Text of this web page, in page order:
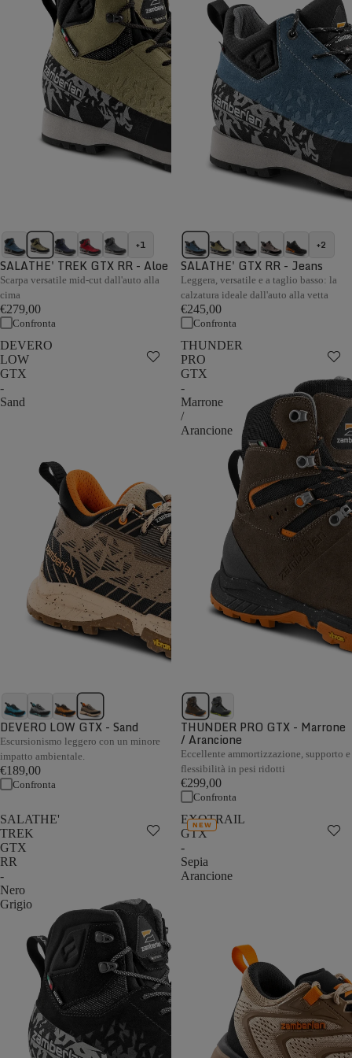
+1
SALATHE' TREK GTX RR - Aloe
Scarpa versatile mid-cut dall'auto alla
cima
€279,00
Confronta
+2
SALATHE' GTX RR - Jeans
Leggera, versatile e a taglio basso: la
calzatura ideale dall'auto alla vetta
€245,00
Confronta
DEVERO
LOW
GTX
-
Sand
DEVERO LOW GTX - Sand
Escursionismo leggero con un minore
impatto ambientale.
€189,00
Confronta
THUNDER
PRO
GTX
-
Marrone
/
Arancione
THUNDER PRO GTX - Marrone
/ Arancione
Eccellente ammortizzazione, supporto e
flessibilità in pesi ridotti
€299,00
Confronta
SALATHE'
TREK
GTX
RR
-
Nero
Grigio
EXOTRAIL
GTX
-
Sepia
Arancione
NEW